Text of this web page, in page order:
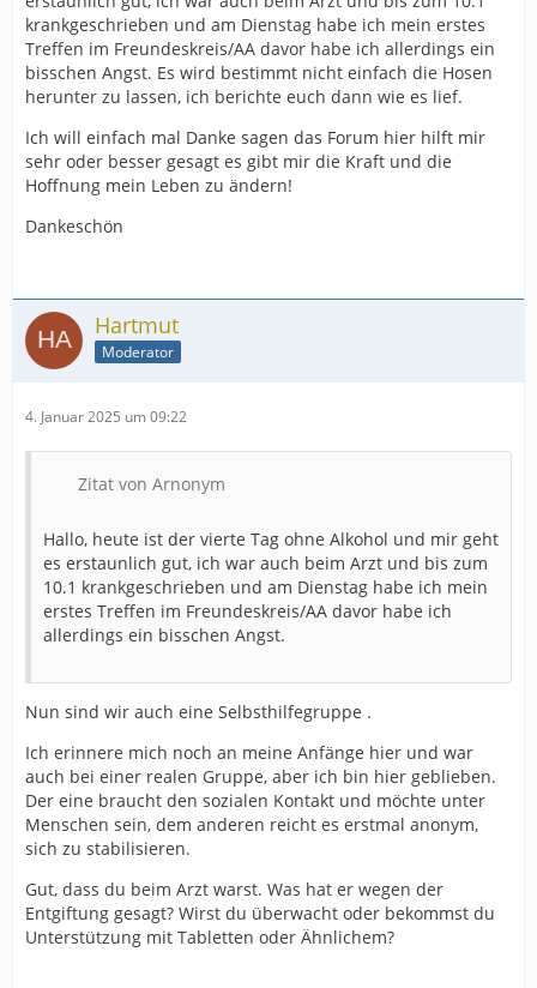
krankgeschrieben und am Dienstag habe ich mein erstes
Treffen im Freundeskreis/AA davor habe ich allerdings ein
bisschen Angst. Es wird bestimmt nicht einfach die Hosen
herunter zu lassen, ich berichte euch dann wie es lief.
Ich will einfach mal Danke sagen das Forum hier hilft mir
sehr oder besser gesagt es gibt mir die Kraft und die
Hoffnung mein Leben zu ändern!
Dankeschön
Hartmut
Moderator
4. Januar 2025 um 09:22
Zitat von Arnonym
Hallo, heute ist der vierte Tag ohne Alkohol und mir geht
es erstaunlich gut, ich war auch beim Arzt und bis zum
10.1 krankgeschrieben und am Dienstag habe ich mein
erstes Treffen im Freundeskreis/AA davor habe ich
allerdings ein bisschen Angst.
Nun sind wir auch eine Selbsthilfegruppe .
Ich erinnere mich noch an meine Anfänge hier und war
auch bei einer realen Gruppe, aber ich bin hier geblieben.
Der eine braucht den sozialen Kontakt und möchte unter
Menschen sein, dem anderen reicht es erstmal anonym,
sich zu stabilisieren.
Gut, dass du beim Arzt warst. Was hat er wegen der
Entgiftung gesagt? Wirst du überwacht oder bekommst du
Unterstützung mit Tabletten oder Ähnlichem?